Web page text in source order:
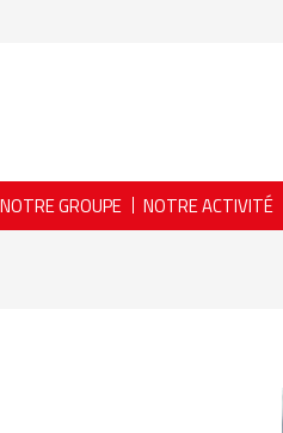
NOTRE GROUPE NOTRE ACTIVITÉ